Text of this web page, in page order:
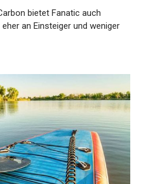
bietet Fanatic auch
an Einsteiger und weniger